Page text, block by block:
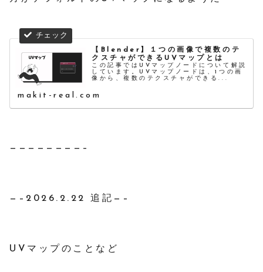
【Blender】１つの画像で複数のテ
クスチャができるUVマップとは
この記事ではUVマップノードについて解説
しています。UVマップノードは、1つの画
像から、複数のテクスチャができる...
makit-real.com
————————–
—–2026.2.22 追記—–
UVマップのことなど